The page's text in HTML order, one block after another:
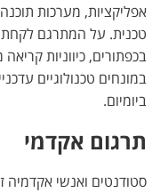
אפליקציות, מערכות
טכנית. על המתרגם לקחת
במונחים טכנולוגיים
ביומיום.
תרגום אקדמי
סטודנטים ואנשי